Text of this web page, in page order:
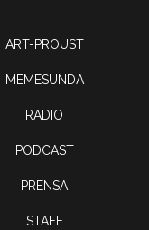
ART-PROUST
MEMESUNDA
RADIO
PODCAST
PRENSA
STAFF